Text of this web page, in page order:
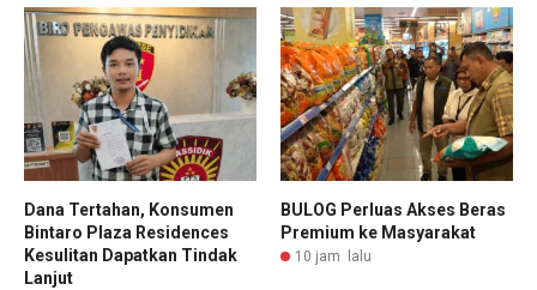
Dana Tertahan, Konsumen
Bintaro Plaza Residences
Kesulitan Dapatkan Tindak
Lanjut
BULOG Perluas Akses Beras
Premium ke Masyarakat
10 jam lalu